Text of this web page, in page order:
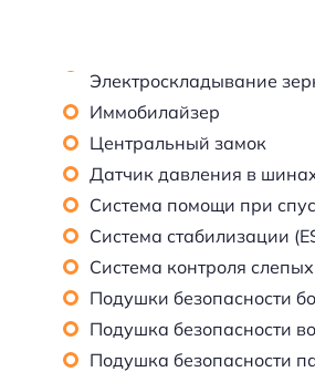
Электроскладывание
Иммобилайзер
Центральный замок
Датчик давления в
Система помощи при
Система стабилизации
Система контроля
Подушки безопасности
Подушка безопасности
Подушка безопасности